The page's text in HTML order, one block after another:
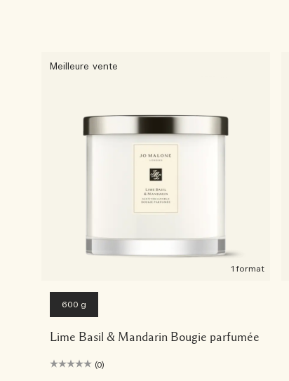
Meilleure vente
1 format
600 g
Lime Basil & Mandarin Bougie parfumée
(0)